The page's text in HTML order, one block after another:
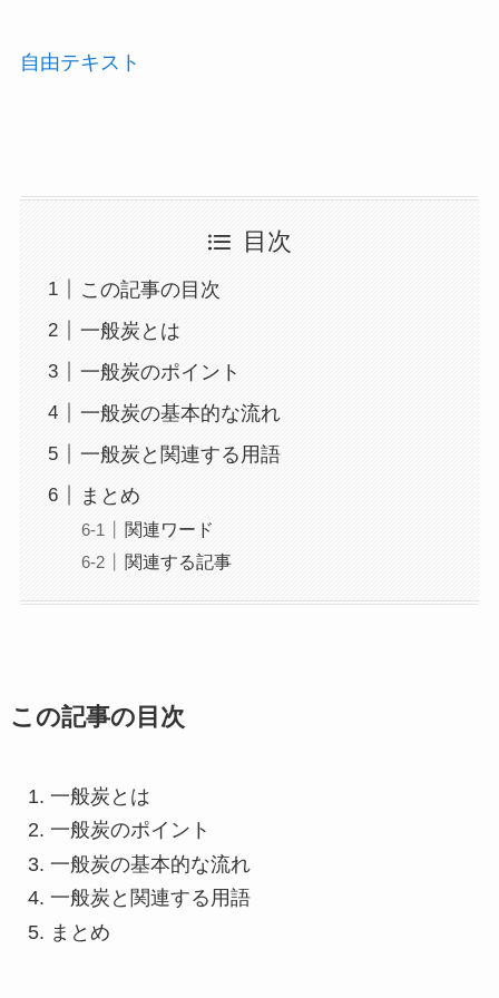
自由テキスト
目次
この記事の目次
一般炭とは
一般炭のポイント
一般炭の基本的な流れ
一般炭と関連する用語
まとめ
関連ワード
関連する記事
この記事の目次
一般炭とは
一般炭のポイント
一般炭の基本的な流れ
一般炭と関連する用語
まとめ